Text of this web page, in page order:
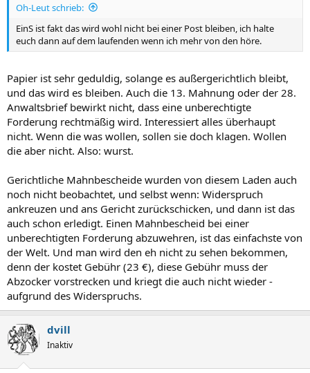
Oh-Leut schrieb:
EinS ist fakt das wird wohl nicht bei einer Post bleiben, ich halte
euch dann auf dem laufenden wenn ich mehr von den höre.
Papier ist sehr geduldig, solange es außergerichtlich bleibt,
und das wird es bleiben. Auch die 13. Mahnung oder der 28.
Anwaltsbrief bewirkt nicht, dass eine unberechtigte
Forderung rechtmäßig wird. Interessiert alles überhaupt
nicht. Wenn die was wollen, sollen sie doch klagen. Wollen
die aber nicht. Also: wurst.
Gerichtliche Mahnbescheide wurden von diesem Laden auch
noch nicht beobachtet, und selbst wenn: Widerspruch
ankreuzen und ans Gericht zurückschicken, und dann ist das
auch schon erledigt. Einen Mahnbescheid bei einer
unberechtigten Forderung abzuwehren, ist das einfachste von
der Welt. Und man wird den eh nicht zu sehen bekommen,
denn der kostet Gebühr (23 €), diese Gebühr muss der
Abzocker vorstrecken und kriegt die auch nicht wieder -
aufgrund des Widerspruchs.
dvill
Inaktiv